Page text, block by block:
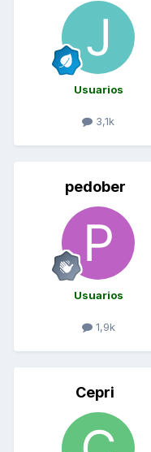
Usuarios
3,1k
pedober
Usuarios
1,9k
Cepri